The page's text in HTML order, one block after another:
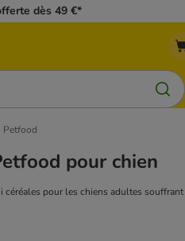
dès 49 €*
Petfood
pour chien
céréales pour les chiens adultes souffrant